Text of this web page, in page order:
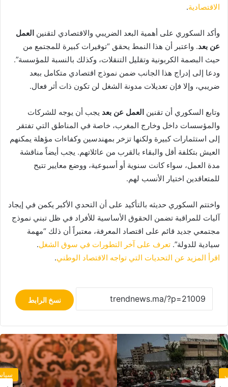
الاقتصادية.
وأكد السكوري على أهمية البعد الضريبي والاقتصادي لتقنين العمل
عن بعد. واعتبر أن هذا النمط يحقق “توفيرات كبيرة للمجتمع من
حيث البصمة الكربونية وتقليل التنقلات، وكذلك بالنسبة للمؤسسة”.
ودعا إلى إدراج هذا الجانب ضمن نموذج اقتصادي متكامل ببعد
ضريبي، وإلا فإن تعديلات مدونة الشغل لن تكون ذات أثر فعال.
وتابع السكوري أن تقنين العمل عن بعد يجب أن يوجه للشركات
والمؤسسات داخل وخارج المغرب، خاصة في المناطق التي تفتقر
إلى استثمارات كبيرة ولكنها تزخر بمهندسين وكفاءات مؤهلة يمكنهم
العيش بتكلفة أقل والبقاء بالقرب من عائلاتهم. يجب أيضاً مناقشة
مدة العمل، سواء كانت سنوية أو أسبوعية، ووضع معايير تتيح
للمتعاقدين اختيار الأنسب لهم.
واختتم السكوري حديثه بالتأكيد على أن التحدي الأكبر يكمن في إيجاد
آليات للمراقبة تضمن الحقوق الأساسية للأفراد في ظل تبني نموذج
مجتمعي جديد قائم على اقتصاد المعرفة، معتبراً أن ذلك “مهمة
سيادية للدولة”. تعرف على آخر التطورات في سوق الشغل.
اقرأ المزيد عن التحديات التي تواجه الاقتصاد الوطني.
نسخ الرابط
سياسة